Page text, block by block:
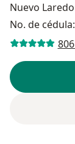
Nuevo Laredo
No. de